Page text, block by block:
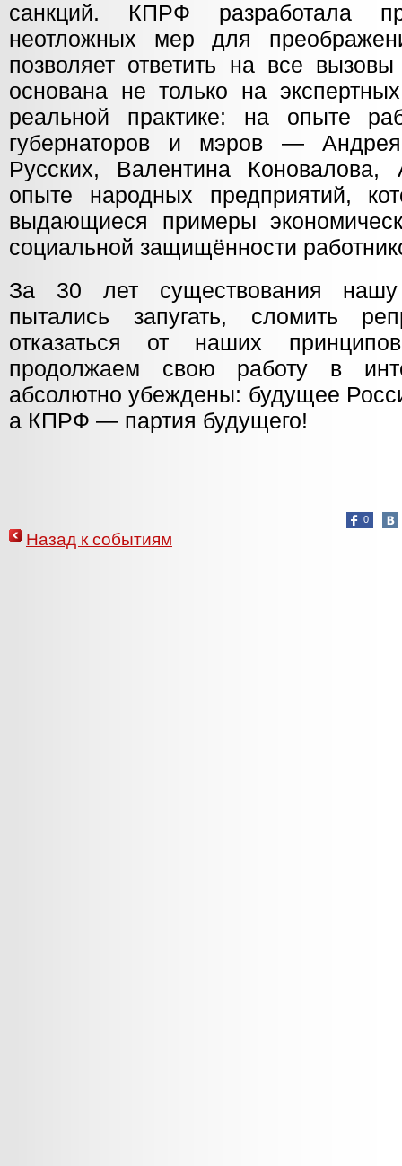
санкций. КПРФ разработала
неотложных мер для
позволяет ответить на все
основана не только на
реальной практике: на опыте
губернаторов и мэров —
Русских, Валентина Коновалова,
опыте народных предприятий,
выдающиеся примеры
социальной защищённости
За 30 лет существования
пытались запугать, сломить
отказаться от наших
продолжаем свою работу в
абсолютно убеждены: будущее
а КПРФ — партия будущего!
0
Назад к событиям